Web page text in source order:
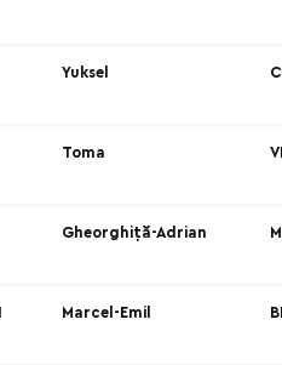
Yuksel
Toma
Gheorghiță-Adrian
Marcel-Emil